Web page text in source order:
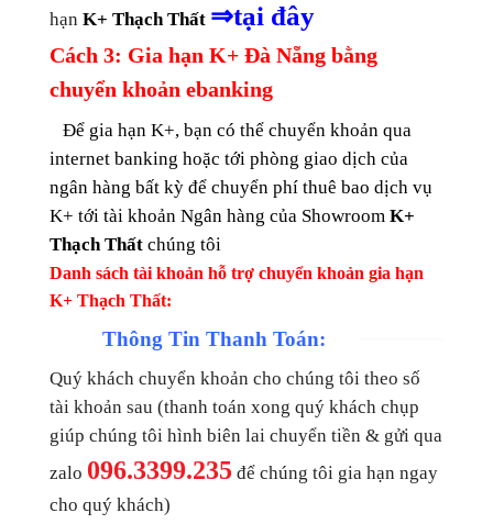
hạn K+ Thạch Thất ⇒tại đây
Cách 3: Gia hạn K+ Đà Nẵng bằng
chuyển khoản ebanking
Để gia hạn K+, bạn có thể chuyển khoản qua
internet banking hoặc tới phòng giao dịch của
ngân hàng bất kỳ để chuyển phí thuê bao dịch vụ
K+ tới tài khoản Ngân hàng của Showroom K+
Thạch Thất chúng tôi
Danh sách tài khoản hỗ trợ chuyển khoản gia hạn
K+ Thạch Thất:
Thông Tin Thanh Toán:
Quý khách chuyển khoản cho chúng tôi theo số
tài khoản sau (thanh toán xong quý khách chụp
giúp chúng tôi hình biên lai chuyển tiền & gửi qua
zalo 096.3399.235 để chúng tôi gia hạn ngay
cho quý khách)